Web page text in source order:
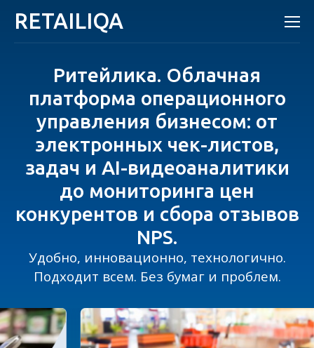
RETAILIQA
Ритейлика. Облачная
платформа операционного
управления бизнесом: от
электронных чек-листов,
задач и AI-видеоаналитики
до мониторинга цен
конкурентов и сбора отзывов
NPS.
Удобно, инновационно, технологично.
Подходит всем. Без бумаг и проблем.
С
ф